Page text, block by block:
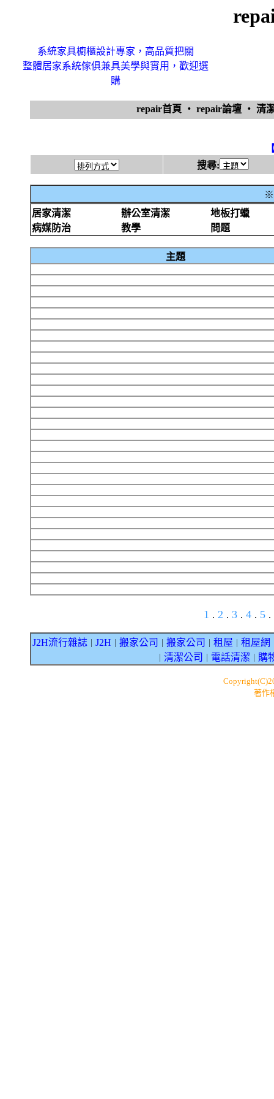
系統家具櫥櫃設計專家，高品質把關
整體居家系統傢俱兼具美學與實用，歡迎選
購
repair首頁 ‧ repair論壇 ‧ 清
搜尋:
※
居家清潔
辦公室清潔
地板打蠟
病媒防治
教學 問題
主題
1 . 2 . 3 . 4 . 5 .
J2H流行雜誌 J2H 搬家公司 搬家公司 租屋 租屋網
清潔公司 電話清潔 購
著作